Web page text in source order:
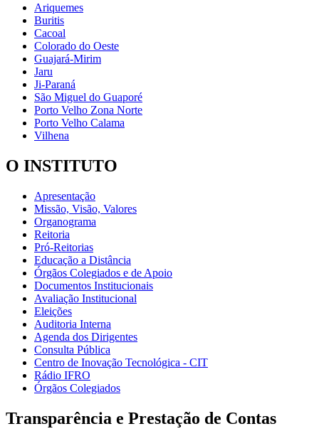
Ariquemes
Buritis
Cacoal
Colorado do Oeste
Guajará-Mirim
Jaru
Ji-Paraná
São Miguel do Guaporé
Porto Velho Zona Norte
Porto Velho Calama
Vilhena
O INSTITUTO
Apresentação
Missão, Visão, Valores
Organograma
Reitoria
Pró-Reitorias
Educação a Distância
Órgãos Colegiados e de Apoio
Documentos Institucionais
Avaliação Institucional
Eleições
Auditoria Interna
Agenda dos Dirigentes
Consulta Pública
Centro de Inovação Tecnológica - CIT
Rádio IFRO
Órgãos Colegiados
Transparência e Prestação de Contas